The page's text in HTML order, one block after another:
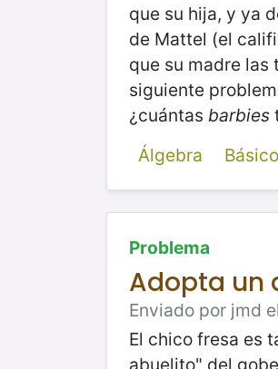
que su hija, y ya
de Mattel (el
que su madre las
siguiente
¿cuántas barbies
Álgebra
Básico
Problema
Adopta un
Enviado por jmd
El chico fresa es
abuelito" del